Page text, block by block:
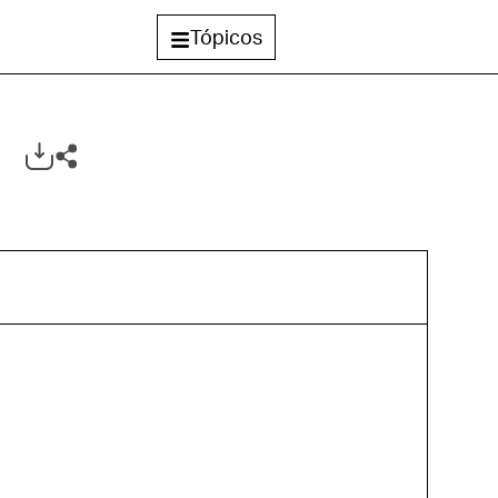
Tópicos